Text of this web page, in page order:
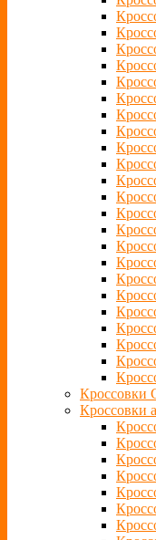
Кроссовки
Кроссовки